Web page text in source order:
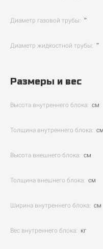
Диаметр газовой трубы: ″
Диаметр жидкостной трубы: ″
Размеры и вес
Высота внутреннего блока: см
Толщина внутреннего блока: см
Высота внешнего блока: см
Толщина внешнего блока: см
Ширина внутреннего блока: см
Вес внутреннего блока: кг